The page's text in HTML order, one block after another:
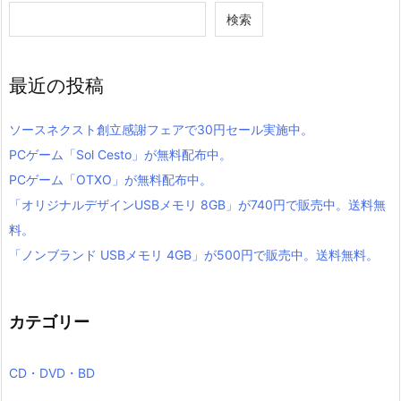
検索
最近の投稿
ソースネクスト創立感謝フェアで30円セール実施中。
PCゲーム「Sol Cesto」が無料配布中。
PCゲーム「OTXO」が無料配布中。
「オリジナルデザインUSBメモリ 8GB」が740円で販売中。送料無
料。
「ノンブランド USBメモリ 4GB」が500円で販売中。送料無料。
カテゴリー
CD・DVD・BD